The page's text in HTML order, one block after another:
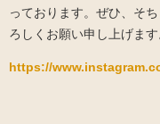
っております。ぜひ、そ
ろしくお願い申し上げま
https://